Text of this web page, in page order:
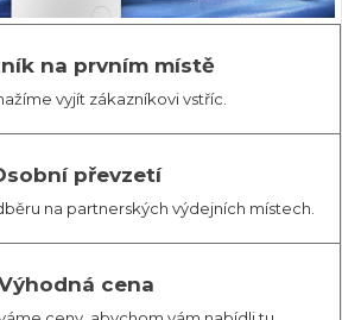
na prvním místě
vyjít zákazníkovi vstříc.
převzetí
na partnerských výdejních místech.
cena